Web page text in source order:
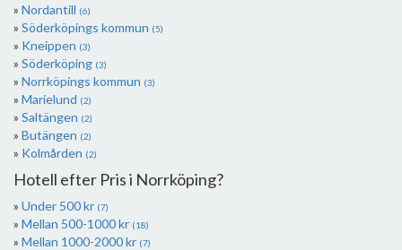
Nordantill (6)
Söderköpings kommun (5)
Kneippen (3)
Söderköping (3)
Norrköpings kommun (3)
Marielund (2)
Saltängen (2)
Butängen (2)
Kolmården (2)
Hotell efter Pris i Norrköping?
Under 500 kr (7)
Mellan 500-1000 kr (18)
Mellan 1000-2000 kr (7)